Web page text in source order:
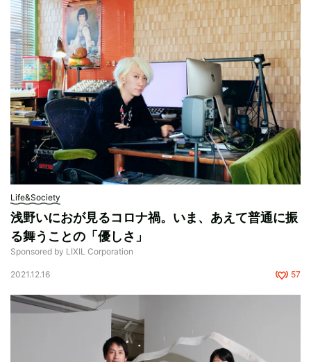
Life&Society
浅野いにおが見るコロナ禍。いま、あえて普通に振
る舞うことの「優しさ」
Sponsored by LIXIL Corporation
2021.12.16 57